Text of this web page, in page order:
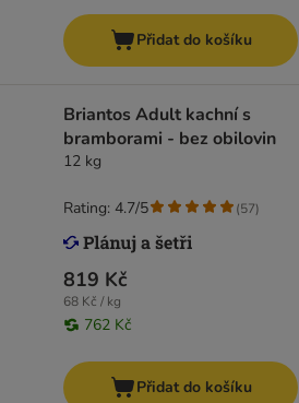
Přidat do košíku
Briantos Adult kachní s
bramborami - bez obilovin
12 kg
819 Kč
68 Kč / kg
762 Kč
Rating: 4.7/5 (57)
Přidat do košíku